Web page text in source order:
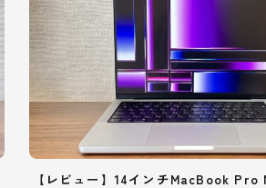
【レビュー】14インチMacBook Pro